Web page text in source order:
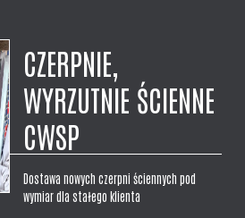
CZERPNIE,
WYRZUTNIE ŚCIENNE
CWSP
Dostawa nowych czerpni ściennych pod
wymiar dla stałego klienta